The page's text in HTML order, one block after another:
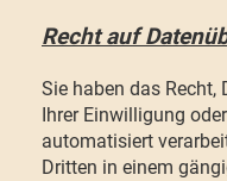
Recht auf
Sie haben das Recht,
Ihrer Einwilligung
automatisiert
Dritten in einem